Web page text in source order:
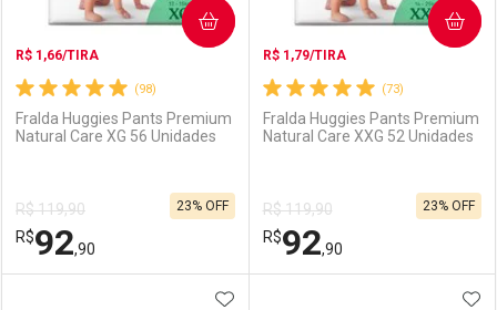
Comprar sem Desconto
Por R$ 92,90/cada
Comprar sem Desconto
Por R$ 92,90/cada
Comprar sem Desconto
Por R$ 102,89/cada
Comprar sem Desconto
Por R$ 102,89/cada
(98)
R$ 1,66/TIRA
Fralda Huggies Pants Premium
Natural Care XG 56 Unidades
R$ 119,90
R$92,90
23% OFF
COMPRAR
(73)
R$ 1,79/TIRA
Fralda Huggies Pants Premium
Natural Care XXG 52 Unidades
R$ 119,90
R$92,90
23% OFF
COMPRAR
ADICIONAR AOS FAVORITOS